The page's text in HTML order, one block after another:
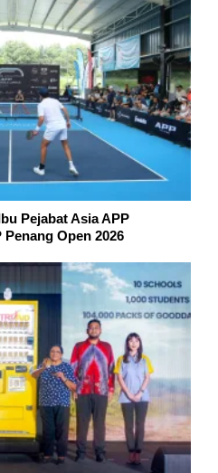
Pejabat Asia APP
Open 2026